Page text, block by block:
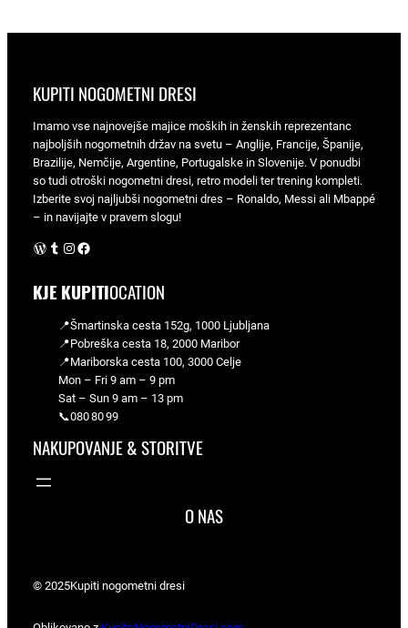
KUPITI NOGOMETNI DRESI
Imamo vse najnovejše majice moških in ženskih reprezentanc
najboljših nogometnih držav na svetu – Anglije, Francije, Španije,
Brazilije, Nemčije, Argentine, Portugalske in Slovenije. V ponudbi
so tudi otroški nogometni dresi, retro modeli ter trening kompleti.
Izberite svoj najljubši nogometni dres – Ronaldo, Messi ali Mbappé
– in navijajte v pravem slogu!
WordPress Instagram Facebook
KJE KUPITIOCATION
📍Šmartinska cesta 152g, 1000 Ljubljana
📍Pobreška cesta 18, 2000 Maribor
📍Mariborska cesta 100, 3000 Celje
Mon – Fri 9 am – 9 pm
Sat – Sun 9 am – 13 pm
📞080 80 99
NAKUPOVANJE & STORITVE
O NAS
© 2025Kupiti nogometni dresi